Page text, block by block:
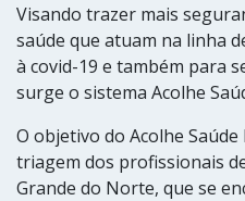
Visando trazer mais
saúde que atuam na linha
à covid-19 e também para
surge o sistema Acolhe
O objetivo do Acolhe
triagem dos profissionais
Grande do Norte, que se